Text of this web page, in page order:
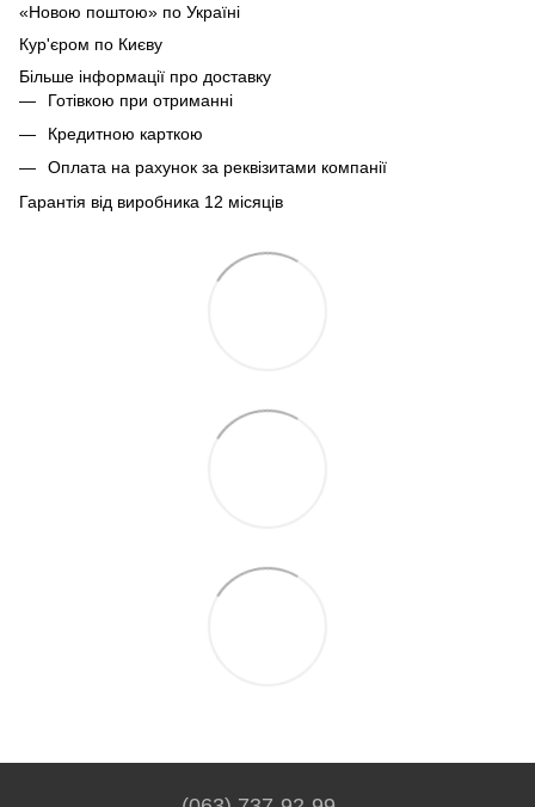
«Новою поштою» по Україні
Кур'єром по Києву
Більше інформації про доставку
Готівкою при отриманні
Кредитною карткою
Оплата на рахунок за реквізитами компанії
Гарантія від виробника 12 місяців